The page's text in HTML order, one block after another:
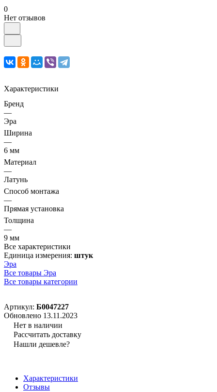
0
Нет отзывов
Характеристики
Бренд
—
Эра
Ширина
—
6 мм
Материал
—
Латунь
Способ монтажа
—
Прямая установка
Толщина
—
9 мм
Все характеристики
Единица измерения: штук
Эра
Все товары Эра
Все товары категории
Артикул: Б0047227
Обновлено 13.11.2023
Нет в наличии
Рассчитать доставку
Нашли дешевле?
Характеристики
Отзывы